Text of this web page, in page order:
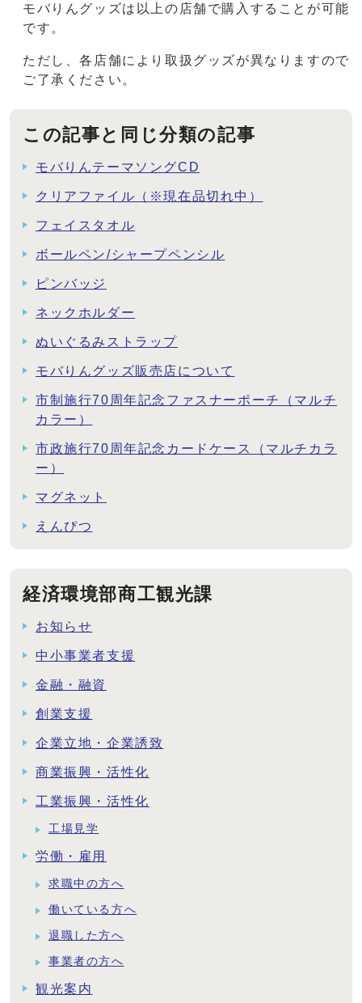
モバりんグッズは以上の店舗で購入することが可能
です。
ただし、各店舗により取扱グッズが異なりますので
ご了承ください。
この記事と同じ分類の記事
モバりんテーマソングCD
クリアファイル（※現在品切れ中）
フェイスタオル
ボールペン/シャープペンシル
ピンバッジ
ネックホルダー
ぬいぐるみストラップ
モバりんグッズ販売店について
市制施行70周年記念ファスナーポーチ（マルチ
カラー）
市政施行70周年記念カードケース（マルチカラ
ー）
マグネット
えんぴつ
経済環境部商工観光課
お知らせ
中小事業者支援
金融・融資
創業支援
企業立地・企業誘致
商業振興・活性化
工業振興・活性化
工場見学
労働・雇用
求職中の方へ
働いている方へ
退職した方へ
事業者の方へ
観光案内